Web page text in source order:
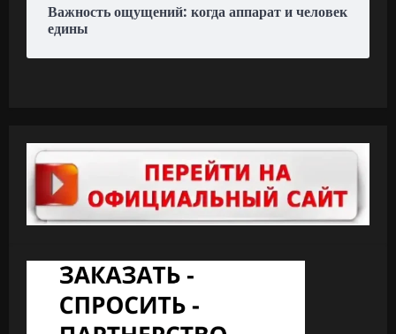
Важность ощущений: когда аппарат и человек
едины